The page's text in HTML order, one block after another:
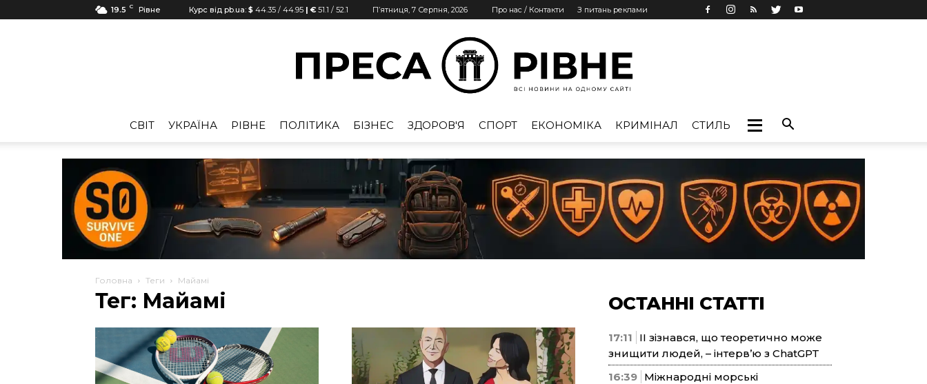
19.5 C Рівне Курс від pb.ua: $ 44.35 / 44.95 | € 51.1 / 52.1 П’ятниця, 7 Серпня, 2026 Про нас / Контакти З питань реклами
Рівне
CВІТ УКРАЇНА РІВНЕ ПОЛІТИКА БІЗНЕС ЗДОРОВ'Я СПОРТ ЕКОНОМІКА КРИМІНАЛ СТИЛЬ
Головна Теги Майамі
Тег: Майамі ОСТАННІ СТАТТІ
17:11
ІІ зізнався, що теоретично може
знищити людей, – інтерв’ю з ChatGPT
16:39 Міжнародні морські